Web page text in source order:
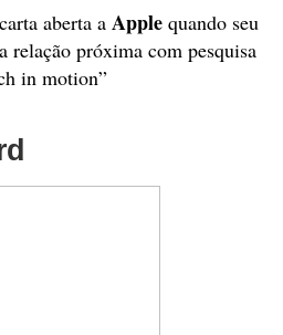
aberta a Apple quando seu
relação próxima com pesquisa
in motion”